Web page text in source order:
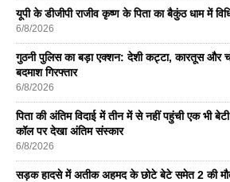
यूपी के डीजीपी राजीव कृष्ण के पिता का बैकुंठ धाम में
6/8/2026
गुठनी पुलिस का बड़ा एक्शन: देशी कट्टा, कारतूस और
बदमाश गिरफ्तार
6/8/2026
पिता की अंतिम विदाई में तीन में से नहीं पहुंची एक भी
कॉल पर देखा अंतिम संस्कार
6/8/2026
सड़क हादसे में अतीक अहमद के छोटे बेटे समेत 2 की